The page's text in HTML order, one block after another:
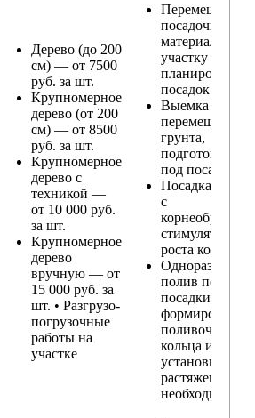
Дерево (до 200
см) — от 7500
руб. за шт.
Крупномерное
дерево (от 200
см) — от 8500
руб. за шт.
Крупномерное
дерево с
техникой —
от 10 000 руб.
за шт.
Крупномерное
дерево
вручную — от
15 000 руб. за
шт. • Разгрузо-
погрузочные
работы на
участке
Перемещение
посадочного
материала по
участку и
планирование
посадок
Выемка и
перемещение
грунта,
подготовка
под посадку
Посадка
с
стимулятором
роста корней
Одноразовый
полив после
посадки,
формирование
поливочного
кольца и
установка
растяжек (при